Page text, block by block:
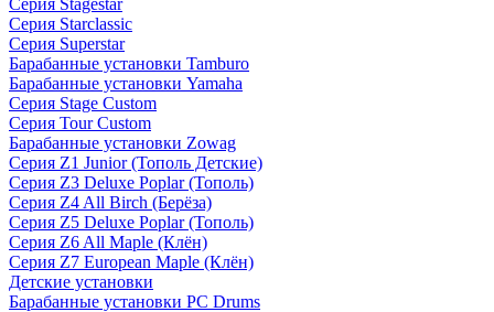
Серия Stagestar
Серия Starclassic
Серия Superstar
Барабанные установки Tamburo
Барабанные установки Yamaha
Серия Stage Custom
Серия Tour Custom
Барабанные установки Zowag
Серия Z1 Junior (Тополь Детские)
Серия Z3 Deluxe Poplar (Тополь)
Серия Z4 All Birch (Берёза)
Серия Z5 Deluxe Poplar (Тополь)
Серия Z6 All Maple (Клён)
Серия Z7 European Maple (Клён)
Детские установки
Барабанные установки PC Drums